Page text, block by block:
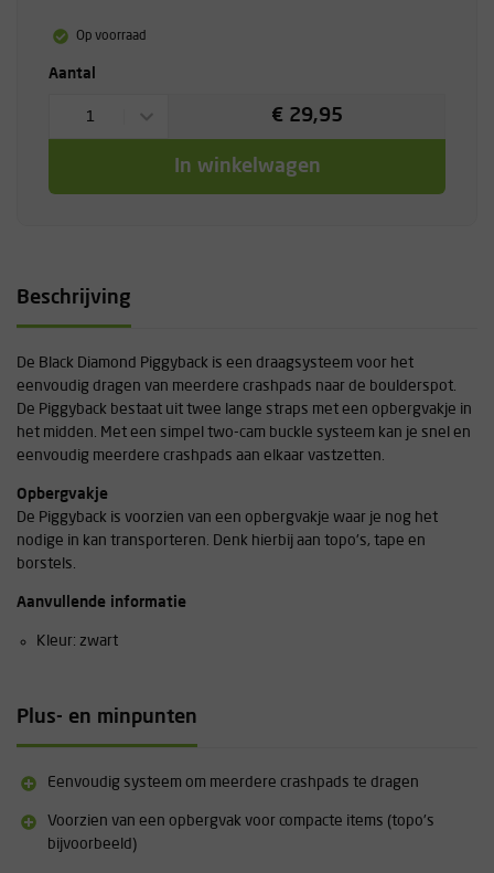
Op voorraad
Aantal
1 € 29,95
In winkelwagen
Beschrijving
De Black Diamond Piggyback is een draagsysteem voor het
eenvoudig dragen van meerdere crashpads naar de boulderspot.
De Piggyback bestaat uit twee lange straps met een opbergvakje in
het midden. Met een simpel two-cam buckle systeem kan je snel en
eenvoudig meerdere crashpads aan elkaar vastzetten.
Opbergvakje
De Piggyback is voorzien van een opbergvakje waar je nog het
nodige in kan transporteren. Denk hierbij aan topo's, tape en
borstels.
Aanvullende informatie
Kleur: zwart
Plus- en minpunten
Eenvoudig systeem om meerdere crashpads te dragen
Voorzien van een opbergvak voor compacte items (topo's
bijvoorbeeld)